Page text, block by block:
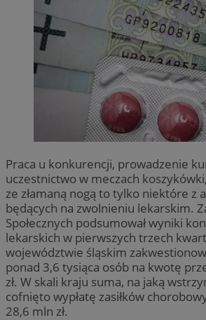
Praca u konkurencji, prowadzenie
uczestnictwo w meczach
ze złamaną nogą to tylko niektóre z
będących na zwolnieniu lekarskim.
Społecznych podsumował wyniki
lekarskich w pierwszych trzech
województwie śląskim
ponad 3,6 tysiąca osób na kwotę
zł. W skali kraju suma, na jaką
cofnięto wypłatę zasiłków
28,6 mln zł.